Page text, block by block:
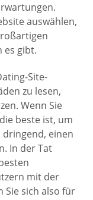
auswählen,
es gibt.
Site-
zu lesen,
Wenn Sie
beste ist, um
dringend, einen
In der Tat
mit der
Sie sich also für